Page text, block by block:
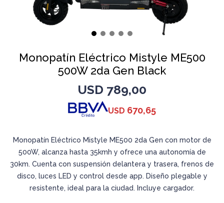
Monopatín Eléctrico Mistyle ME500
500W 2da Gen Black
USD 789,00
USD 670,65
Monopatín Eléctrico Mistyle ME500 2da Gen con motor de
500W, alcanza hasta 35kmh y ofrece una autonomía de
30km. Cuenta con suspensión delantera y trasera, frenos de
disco, luces LED y control desde app. Diseño plegable y
resistente, ideal para la ciudad. Incluye cargador.